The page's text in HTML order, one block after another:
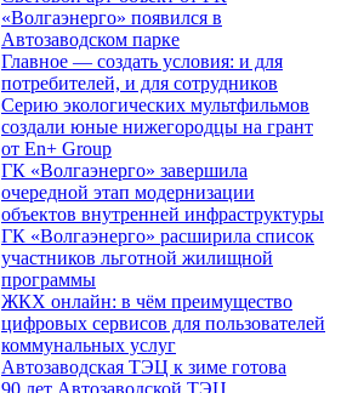
«Волгаэнерго» появился в
Автозаводском парке
Главное — создать условия: и для
потребителей, и для сотрудников
Серию экологических мультфильмов
создали юные нижегородцы на грант
от En+ Group
ГК «Волгаэнерго» завершила
очередной этап модернизации
объектов внутренней инфраструктуры
ГК «Волгаэнерго» расширила список
участников льготной жилищной
программы
ЖКХ онлайн: в чём преимущество
цифровых сервисов для пользователей
коммунальных услуг
Автозаводская ТЭЦ к зиме готова